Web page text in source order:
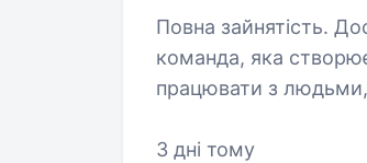
Повна зайнятість. Досвід
команда, яка
працювати з людьми,
3 дні тому